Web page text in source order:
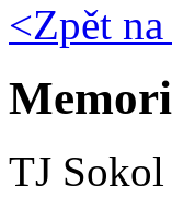
<Zpět na
TJ